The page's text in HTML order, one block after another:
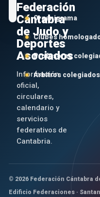
Federación
Cántabra
de Judo y
Deportes
Asociados
Información
oficial,
circulares,
calendario y
servicios
federativos de
Cantabria.
Organigrama
Clubes
Profesores
Árbitros colegiados
© 2026 Federación Cántabra
Edificio Federaciones ·